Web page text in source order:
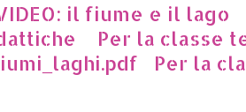
il fiume e il lago
Per la classe
Per la